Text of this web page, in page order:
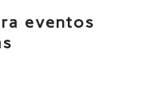
eventos